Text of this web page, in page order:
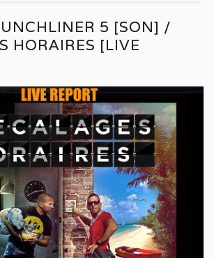
5 [SON] /
HORAIRES [LIVE